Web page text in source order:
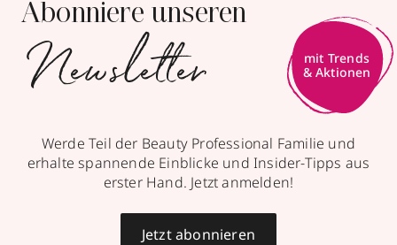
Abonniere unseren
Newsletter
mit Trends
& Aktionen
Werde Teil der Beauty Professional Familie und
erhalte spannende Einblicke und Insider-Tipps aus
erster Hand. Jetzt anmelden!
Jetzt abonnieren